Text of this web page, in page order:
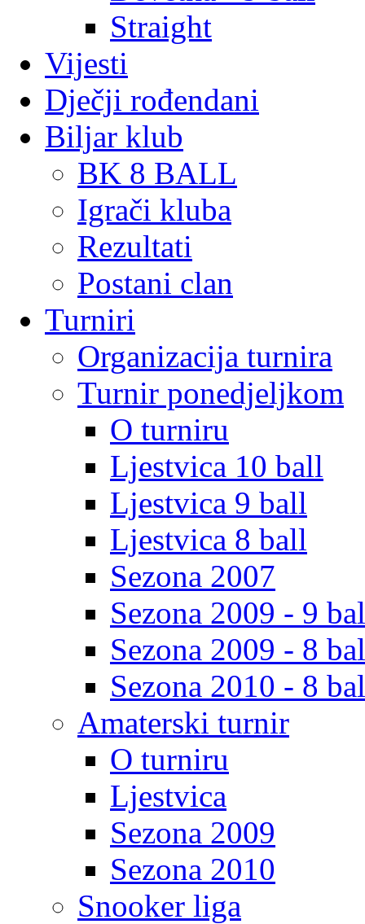
Straight
Vijesti
Dječji rođendani
Biljar klub
BK 8 BALL
Igrači kluba
Rezultati
Postani clan
Turniri
Organizacija turnira
Turnir ponedjeljkom
O turniru
Ljestvica 10 ball
Ljestvica 9 ball
Ljestvica 8 ball
Sezona 2007
Sezona 2009 - 9
Sezona 2009 - 8
Sezona 2010 - 8
Amaterski turnir
O turniru
Ljestvica
Sezona 2009
Sezona 2010
Snooker liga